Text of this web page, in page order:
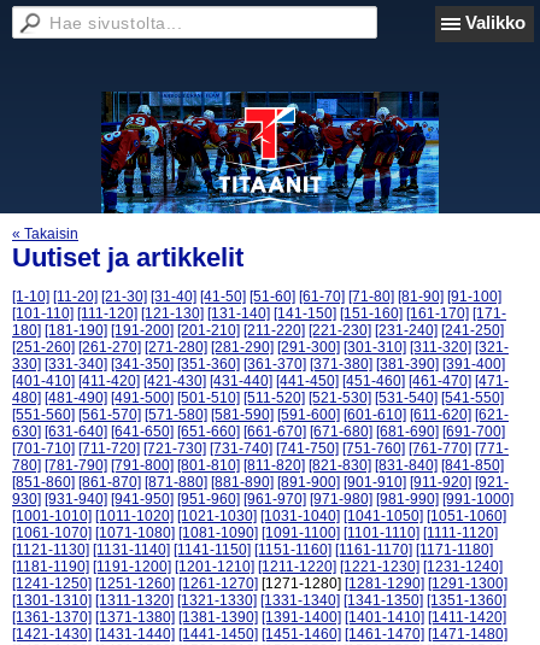
Valikko
« Takaisin
Uutiset ja artikkelit
[1-10] [11-20] [21-30] [31-40] [41-50] [51-60] [61-70] [71-80] [81-90] [91-100]
[101-110] [111-120] [121-130] [131-140] [141-150] [151-160] [161-170] [171-
180] [181-190] [191-200] [201-210] [211-220] [221-230] [231-240] [241-250]
[251-260] [261-270] [271-280] [281-290] [291-300] [301-310] [311-320] [321-
330] [331-340] [341-350] [351-360] [361-370] [371-380] [381-390] [391-400]
[401-410] [411-420] [421-430] [431-440] [441-450] [451-460] [461-470] [471-
480] [481-490] [491-500] [501-510] [511-520] [521-530] [531-540] [541-550]
[551-560] [561-570] [571-580] [581-590] [591-600] [601-610] [611-620] [621-
630] [631-640] [641-650] [651-660] [661-670] [671-680] [681-690] [691-700]
[701-710] [711-720] [721-730] [731-740] [741-750] [751-760] [761-770] [771-
780] [781-790] [791-800] [801-810] [811-820] [821-830] [831-840] [841-850]
[851-860] [861-870] [871-880] [881-890] [891-900] [901-910] [911-920] [921-
930] [931-940] [941-950] [951-960] [961-970] [971-980] [981-990] [991-1000]
[1001-1010] [1011-1020] [1021-1030] [1031-1040] [1041-1050] [1051-1060]
[1061-1070] [1071-1080] [1081-1090] [1091-1100] [1101-1110] [1111-1120]
[1121-1130] [1131-1140] [1141-1150] [1151-1160] [1161-1170] [1171-1180]
[1181-1190] [1191-1200] [1201-1210] [1211-1220] [1221-1230] [1231-1240]
[1241-1250] [1251-1260] [1261-1270] [1271-1280] [1281-1290] [1291-1300]
[1301-1310] [1311-1320] [1321-1330] [1331-1340] [1341-1350] [1351-1360]
[1361-1370] [1371-1380] [1381-1390] [1391-1400] [1401-1410] [1411-1420]
[1421-1430] [1431-1440] [1441-1450] [1451-1460] [1461-1470] [1471-1480]